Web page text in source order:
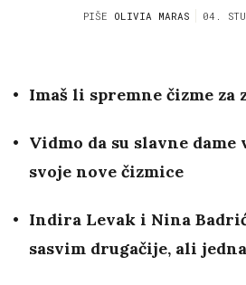
PIŠE OLIVIA MARAS 04.
Imaš li spremne čizme za
Vidmo da su slavne dame
svoje nove čizmice
Indira Levak i Nina
sasvim drugačije, ali